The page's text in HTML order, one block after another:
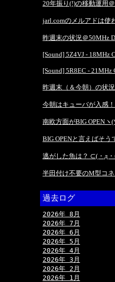
20年振り(!)の移動運用
jarl.comのメルアドは使
昨週末の状況＠50MHz
[Sound] 5Z4VJ - 18MHz
[Sound] 5R8EC - 21MHz
昨週末（＆今朝）の状
今朝はキューバが入感
南欧方面がBIG OPENヽ
BIG OPENと言えばそう
逃がした魚は？ ⊂(・д
半田付け不要のM型コ
過去ログ
2026年 8月
2026年 7月
2026年 6月
2026年 5月
2026年 4月
2026年 3月
2026年 2月
2026年 1月